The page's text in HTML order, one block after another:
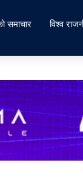
समाचार विश्व